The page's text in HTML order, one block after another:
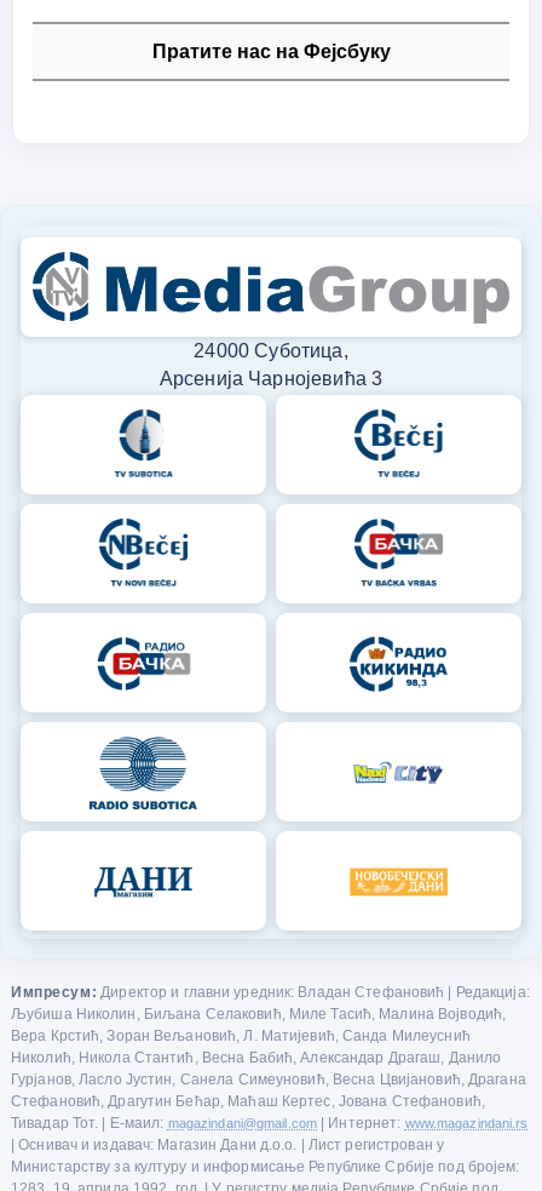
Пратите нас на Фејсбуку
24000 Суботица,
Арсенија Чарнојевића 3
Импресум: Директор и главни уредник: Владан Стефановић | Редакција:
Љубиша Николин, Биљана Селаковић, Миле Тасић, Малина Војводић,
Вера Крстић, Зоран Вељановић, Л. Матијевић, Санда Милеуснић
Николић, Никола Стантић, Весна Бабић, Александар Драгаш, Данило
Гурјанов, Ласло Јустин, Санела Симеуновић, Весна Цвијановић, Драгана
Стефановић, Драгутин Бећар, Маћаш Кертес, Јована Стефановић,
Тивадар Тот. | Е-маил: magazindani@gmail.com | Интернет: www.magazindani.rs
| Оснивач и издавач: Магазин Дани д.о.о. | Лист регистрован у
Министарству за културу и информисање Републике Србије под бројем: